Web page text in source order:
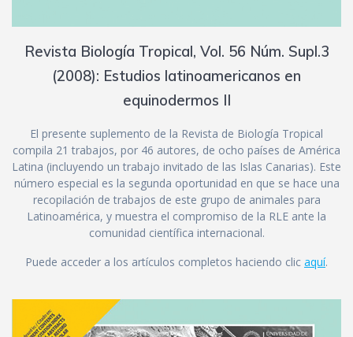
Revista Biología Tropical, Vol. 56 Núm. Supl.3
(2008): Estudios latinoamericanos en
equinodermos II
El presente suplemento de la Revista de Biología Tropical
compila 21 trabajos, por 46 autores, de ocho países de América
Latina (incluyendo un trabajo invitado de las Islas Canarias). Este
número especial es la segunda oportunidad en que se hace una
recopilación de trabajos de este grupo de animales para
Latinoamérica, y muestra el compromiso de la RLE ante la
comunidad científica internacional.
Puede acceder a los artículos completos haciendo clic aquí.